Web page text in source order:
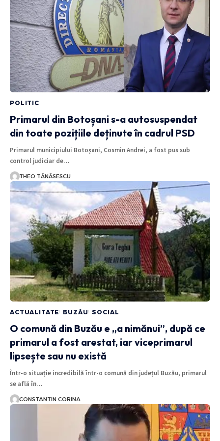
POLITIC
Primarul din Botoșani s-a autosuspendat
din toate pozițiile deținute în cadrul PSD
Primarul municipiului Botoșani, Cosmin Andrei, a fost pus sub
control judiciar de…
THEO TĂNĂSESCU
ACTUALITATE BUZĂU SOCIAL
O comună din Buzău e „a nimănui”, după ce
primarul a fost arestat, iar viceprimarul
lipsește sau nu există
Într-o situație incredibilă într-o comună din județul Buzău, primarul
se află în…
CONSTANTIN CORINA